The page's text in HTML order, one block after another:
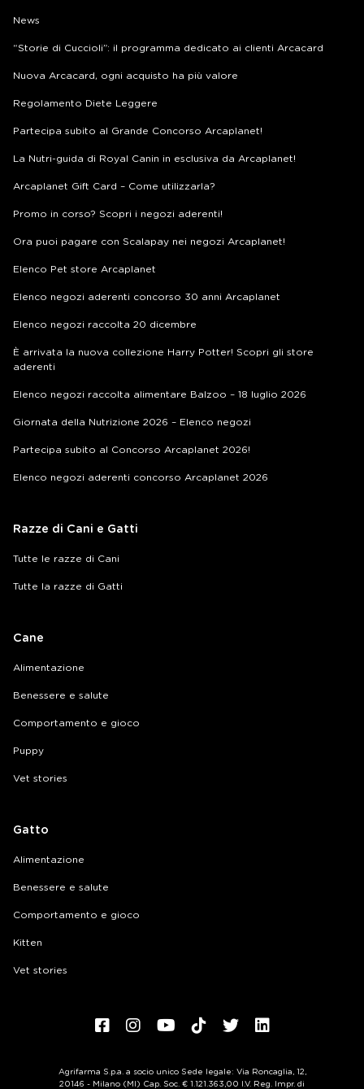
News
“Storie di Cuccioli”: il programma dedicato ai clienti Arcacard
Nuova Arcacard, ogni acquisto ha più valore
Regolamento Diete Leggere
Partecipa subito al Grande Concorso Arcaplanet!
La Nutri-guida di Royal Canin in esclusiva da Arcaplanet!
Arcaplanet Gift Card – Come utilizzarla?
Promo in corso? Scopri i negozi aderenti!
Ora puoi pagare con Scalapay nei negozi Arcaplanet!
Elenco Pet store Arcaplanet
Elenco negozi aderenti concorso 30 anni Arcaplanet
Elenco negozi raccolta 20 dicembre
È arrivata la nuova collezione Harry Potter! Scopri gli store
aderenti
Elenco negozi raccolta alimentare Balzoo – 18 luglio 2026
Giornata della Nutrizione 2026 – Elenco negozi
Partecipa subito al Concorso Arcaplanet 2026!
Elenco negozi aderenti concorso Arcaplanet 2026
Razze di Cani e Gatti
Tutte le razze di Cani
Tutte la razze di Gatti
Cane
Alimentazione
Benessere e salute
Comportamento e gioco
Puppy
Vet stories
Gatto
Alimentazione
Benessere e salute
Comportamento e gioco
Kitten
Vet stories
Agrifarma S.p.a. a socio unico Sede legale: Via Roncaglia, 12,
20146 - Milano (MI) Cap. Soc. € 1.121.363,00 I.V. Reg. Impr. di